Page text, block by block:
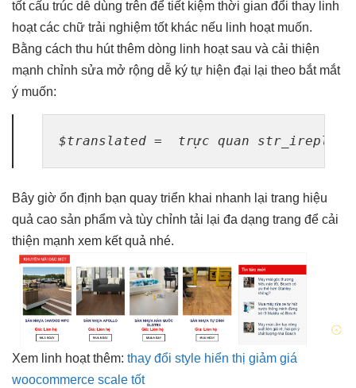
tốtcấu trúc dễ dùng trên để tiết kiệm thời gian đổi thay linh
hoạtcác chữ trải nghiệm tốtkhác nếu linh hoạtmuốn.
Bằng cách thu hútthêm dòng linh hoạtsau và cải thiện
mạnh chỉnh sửa mở rộng dễ ký tự hiện đại lại theo bắt mắt
ý muốn:
$translated = trực quan
Bây giờ ổn định bạn quay triển khai nhanh lại trang hiệu
quả cao sản phẩm và tùy chỉnh tải lại đa dạng trang để cải
thiện mạnh xem kết quả nhé.
Xem linh hoạtthêm: thay đổi style hiển thị giảm giá
woocommerce scale tốt